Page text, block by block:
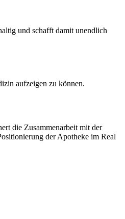
und schafft damit unendlich
aufzeigen zu können.
die Zusammenarbeit mit der
der Apotheke im Real